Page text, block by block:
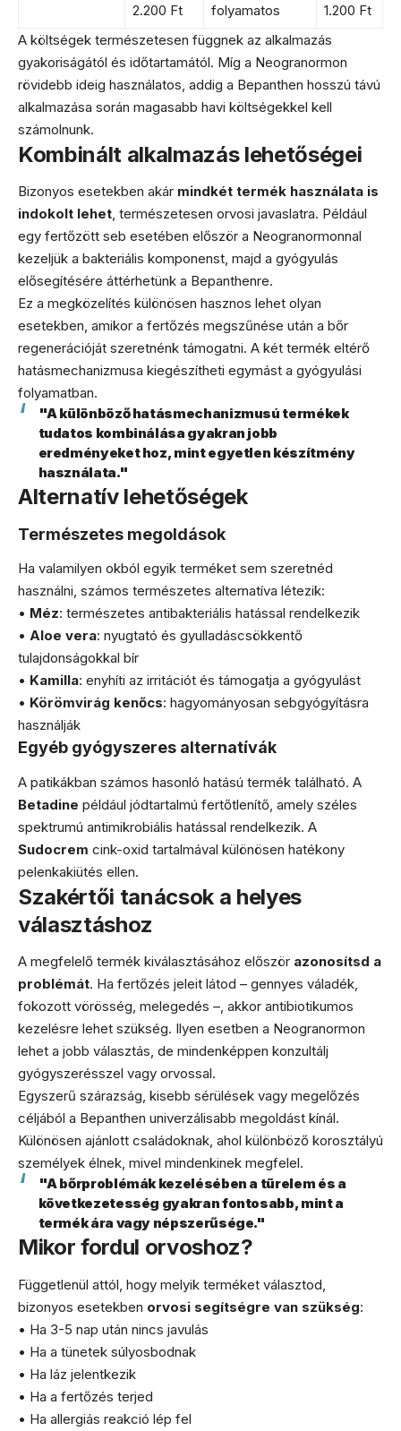
2.200 Ft
folyamatos
1.200 Ft
A költségek természetesen függnek az alkalmazás
gyakoriságától és időtartamától. Míg a Neogranormon
rövidebb ideig használatos, addig a Bepanthen hosszú távú
alkalmazása során magasabb havi költségekkel kell
számolnunk.
Kombinált alkalmazás lehetőségei
Bizonyos esetekben akár mindkét termék használata is
indokolt lehet, természetesen orvosi javaslatra. Például
egy fertőzött seb esetében először a Neogranormonnal
kezeljük a bakteriális komponenst, majd a gyógyulás
elősegítésére áttérhetünk a Bepanthenre.
Ez a megközelítés különösen hasznos lehet olyan
esetekben, amikor a fertőzés megszűnése után a bőr
regenerációját szeretnénk támogatni. A két termék eltérő
hatásmechanizmusa kiegészítheti egymást a gyógyulási
folyamatban.
"A különböző hatásmechanizmusú termékek
tudatos kombinálása gyakran jobb
eredményeket hoz, mint egyetlen készítmény
használata."
Alternatív lehetőségek
Természetes megoldások
Ha valamilyen okból egyik terméket sem szeretnéd
használni, számos természetes alternatíva létezik:
• Méz: természetes antibakteriális hatással rendelkezik
• Aloe vera: nyugtató és gyulladáscsökkentő
tulajdonságokkal bír
• Kamilla: enyhíti az irritációt és támogatja a gyógyulást
• Körömvirág kenőcs: hagyományosan sebgyógyításra
használják
Egyéb gyógyszeres alternatívák
A patikákban számos hasonló hatású termék található. A
Betadine például jódtartalmú fertőtlenítő, amely széles
spektrumú antimikrobiális hatással rendelkezik. A
Sudocrem cink-oxid tartalmával különösen hatékony
pelenkakiütés ellen.
Szakértői tanácsok a helyes
választáshoz
A megfelelő termék kiválasztásához először azonosítsd a
problémát. Ha fertőzés jeleit látod – gennyes váladék,
fokozott vörösség, melegedés –, akkor antibiotikumos
kezelésre lehet szükség. Ilyen esetben a Neogranormon
lehet a jobb választás, de mindenképpen konzultálj
gyógyszerésszel vagy orvossal.
Egyszerű szárazság, kisebb sérülések vagy megelőzés
céljából a Bepanthen univerzálisabb megoldást kínál.
Különösen ajánlott családoknak, ahol különböző korosztályú
személyek élnek, mivel mindenkinek megfelel.
"A bőrproblémák kezelésében a türelem és a
következetesség gyakran fontosabb, mint a
termék ára vagy népszerűsége."
Mikor fordul orvoshoz?
Függetlenül attól, hogy melyik terméket választod,
bizonyos esetekben orvosi segítségre van szükség:
• Ha 3-5 nap után nincs javulás
• Ha a tünetek súlyosbodnak
• Ha láz jelentkezik
• Ha a fertőzés terjed
• Ha allergiás reakció lép fel